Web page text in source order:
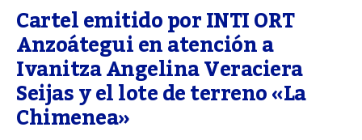
Cartel emitido por INTI ORT
Anzoátegui en atención a
Ivanitza Angelina Veraciera
Seijas y el lote de terreno «La
Chimenea»